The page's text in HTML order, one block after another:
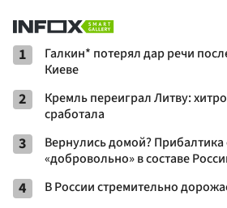
1
Галкин* потерял дар речи
Киеве
2
Кремль переиграл Литву:
сработала
3
Вернулись домой? Прибалтика
«добровольно» в составе
4 В России стремительно